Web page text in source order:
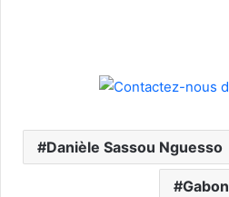
Danièle Sassou Nguesso
Gabon